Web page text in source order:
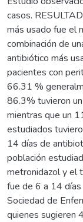
casos.
más usado fue el
combinación de
antibiótico más
pacientes con
66.31 %
86.3% tuvieron
mientras que un
estudiados
14 días de
población
metronidazol y el
fue de 6 a 14
Sociedad de
quienes sugieren